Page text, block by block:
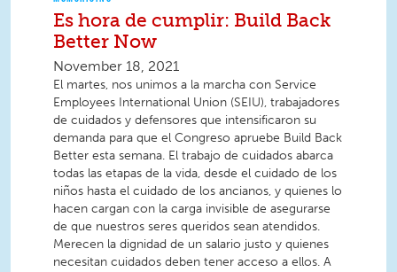
Es hora de cumplir: Build Back
Better Now
November 18, 2021
El martes, nos unimos a la marcha con Service
Employees International Union (SEIU), trabajadores
de cuidados y defensores que intensificaron su
demanda para que el Congreso apruebe Build Back
Better esta semana. El trabajo de cuidados abarca
todas las etapas de la vida, desde el cuidado de los
niños hasta el cuidado de los ancianos, y quienes lo
hacen cargan con la carga invisible de asegurarse
de que nuestros seres queridos sean atendidos.
Merecen la dignidad de un salario justo y quienes
necesitan cuidados deben tener acceso a ellos. A